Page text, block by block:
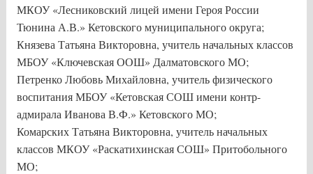
МКОУ «Лесниковский лицей имени Героя России
Тюнина А.В.» Кетовского муниципального округа;
Князева Татьяна Викторовна, учитель начальных классов
МБОУ «Ключевская ООШ» Далматовского МО;
Петренко Любовь Михайловна, учитель физического
воспитания МБОУ «Кетовская СОШ имени контр-
адмирала Иванова В.Ф.» Кетовского МО;
Комарских Татьяна Викторовна, учитель начальных
классов МКОУ «Раскатихинская СОШ» Притобольного
МО;